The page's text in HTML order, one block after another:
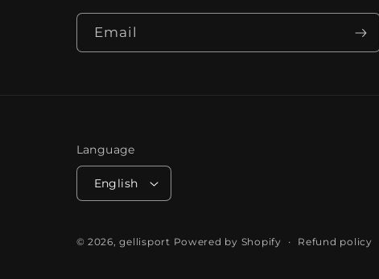
Email
Language
English
© 2026,gellisport Powered by Shopify Refund policy